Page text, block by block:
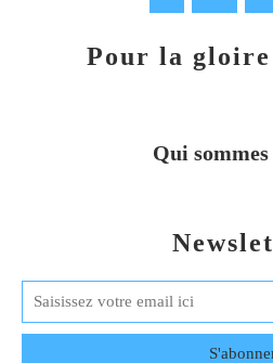
Pour la gloire
Qui sommes